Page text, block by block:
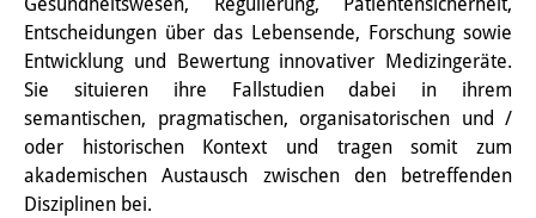
Bitte melden Sie sich vorher an.
Information
Katalog
Bandō-Sammlung
Entscheidungen über das Lebensende, Forschung sowie
Entwicklung und Bewertung innovativer Medizingeräte.
Sie situieren ihre Fallstudien dabei in ihrem
semantischen, pragmatischen, organisatorischen und /
oder historischen Kontext und tragen somit zum
akademischen Austausch zwischen den betreffenden
Disziplinen bei.